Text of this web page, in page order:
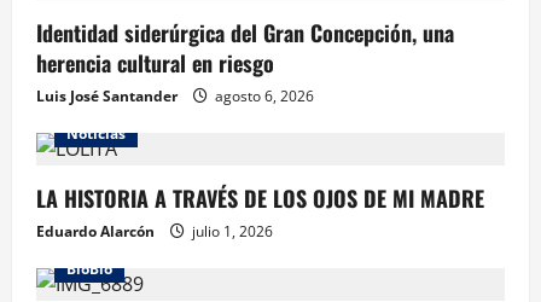
Identidad siderúrgica del Gran Concepción, una
herencia cultural en riesgo
Luis José Santander
agosto 6, 2026
Noticias
LA HISTORIA A TRAVÉS DE LOS OJOS DE MI MADRE
Eduardo Alarcón
julio 1, 2026
BioBio